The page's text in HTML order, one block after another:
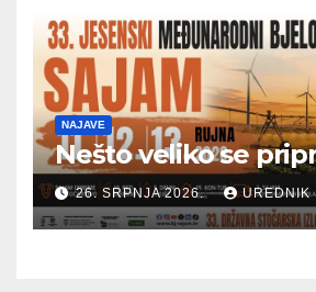
NAJAVE
Nešto veliko se
26. SRPNJA 2026. UREDNIK